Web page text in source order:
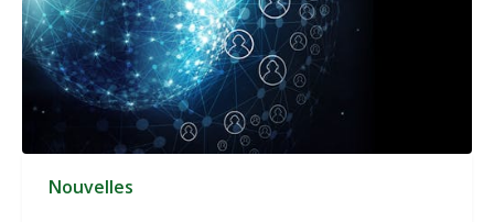
Nouvelles